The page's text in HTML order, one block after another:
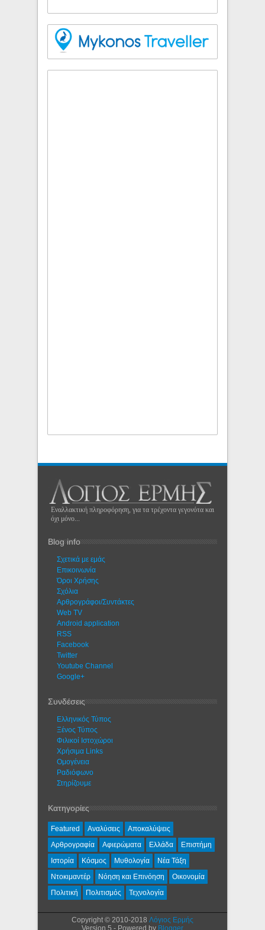
Εναλλακτική πληροφόρηση, για τα τρέχοντα γεγονότα και
όχι μόνο...
Blog info
Σχετικά με εμάς
Eπικοινωνία
Όροι Χρήσης
Σχόλια
Αρθρογράφοι/Συντάκτες
Web TV
Android application
RSS
Facebook
Twitter
Youtube Channel
Google+
Συνδέσεις
Ελληνικός Τύπος
Ξένος Τύπος
Φιλικοί Ιστοχώροι
Χρήσιμα Links
Ομογένεια
Ραδιόφωνο
Στηρίζουμε
Κατηγορίες
Featured Αναλύσεις
Αποκαλύψεις
Αρθρογραφία
Αφιερώματα Ελλάδα
Επιστήμη
Ιστορία
Κόσμος Μυθολογία
Νέα Τάξη
Ντοκιμαντέρ
Νόηση και Επινόηση
Οικονομία
Πολιτική
Πολιτισμός Τεχνολογία
Copyright © 2010-2018 Λόγιος Ερμής
Version 5 - Powered by Blogger